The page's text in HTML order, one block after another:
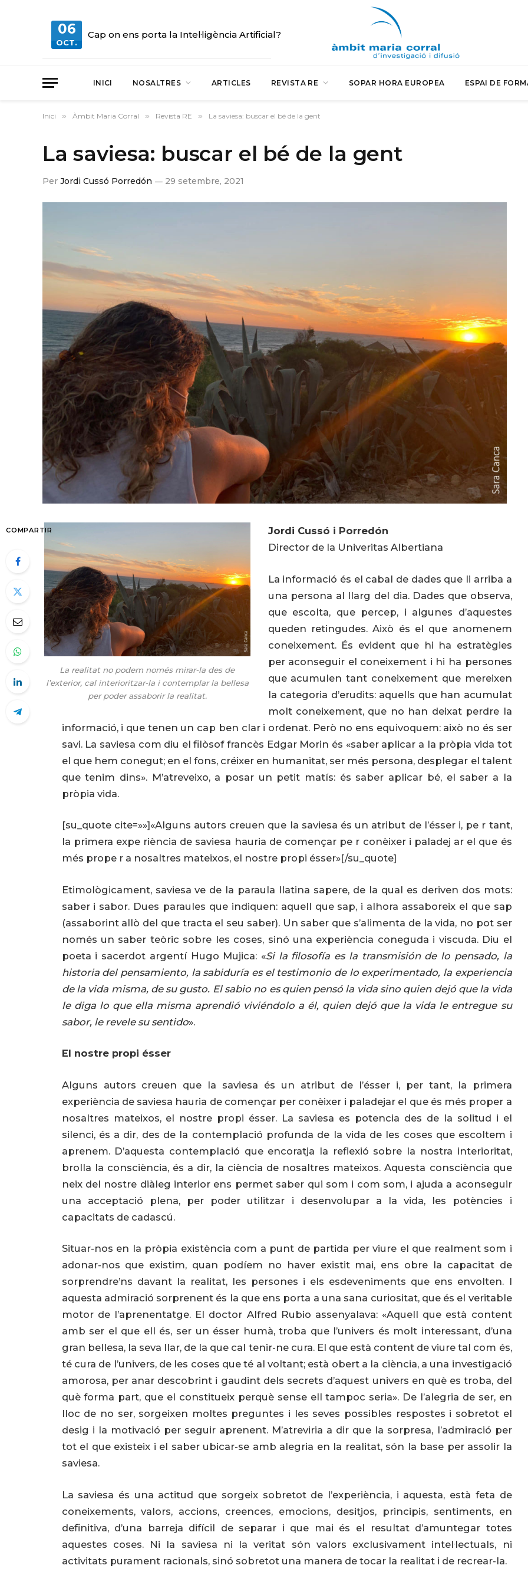
06
OCT.
Cap on ens porta la Intel·ligència Artificial?
INICI NOSALTRES ARTICLES REVISTA RE SOPAR HORA EUROPEA ESPAI DE
Inici » Àmbit Maria Corral » Revista RE » La saviesa: buscar el bé de la gent
La saviesa: buscar el bé de la gent
Per Jordi Cussó Porredón 29 setembre, 2021
COMPARTIR
La realitat no podem només mirar-la des de
l’exterior, cal interioritzar-la i contemplar la bellesa
per poder assaborir la realitat.
Jordi Cussó i Porredón
Director de la Univeritas Albertiana
La informació és el cabal de dades que li arriba a
una persona al llarg del dia. Dades que observa,
que escolta, que percep, i algunes d’aquestes
queden retingudes. Això és el que anomenem
coneixement. És evident que hi ha estratègies
per aconseguir el coneixement i hi ha persones
que acumulen tant coneixement que mereixen
la categoria d’erudits: aquells que han acumulat
molt coneixement, que no han deixat perdre la
informació, i que tenen un cap ben clar i ordenat. Però no ens equivoquem: això no és ser
savi. La saviesa com diu el filòsof francès Edgar Morin és «saber aplicar a la pròpia vida tot
el que hem conegut; en el fons, créixer en humanitat, ser més persona, desplegar el talent
que tenim dins». M’atreveixo, a posar un petit matís: és saber aplicar bé, el saber a la
pròpia vida.
[su_quote cite=»»]«Alguns autors creuen que la saviesa és un atribut de l’ésser i, pe r tant,
la primera expe riència de saviesa hauria de començar pe r conèixer i paladej ar el que és
més prope r a nosaltres mateixos, el nostre propi ésser»[/su_quote]
Etimològicament, saviesa ve de la paraula llatina sapere, de la qual es deriven dos mots:
saber i sabor. Dues paraules que indiquen: aquell que sap, i alhora assaboreix el que sap
(assaborint allò del que tracta el seu saber). Un saber que s’alimenta de la vida, no pot ser
només un saber teòric sobre les coses, sinó una experiència coneguda i viscuda. Diu el
poeta i sacerdot argentí Hugo Mujica: «Si la filosofía es la transmisión de lo pensado, la
historia del pensamiento, la sabiduría es el testimonio de lo experimentado, la experiencia
de la vida misma, de su gusto. El sabio no es quien pensó la vida sino quien dejó que la vida
le diga lo que ella misma aprendió viviéndolo a él, quien dejó que la vida le entregue su
sabor, le revele su sentido».
El nostre propi ésser
Alguns autors creuen que la saviesa és un atribut de l’ésser i, per tant, la primera
experiència de saviesa hauria de començar per conèixer i paladejar el que és més proper a
nosaltres mateixos, el nostre propi ésser. La saviesa es potencia des de la solitud i el
silenci, és a dir, des de la contemplació profunda de la vida de les coses que escoltem i
aprenem. D’aquesta contemplació que encoratja la reflexió sobre la nostra interioritat,
brolla la consciència, és a dir, la ciència de nosaltres mateixos. Aquesta consciència que
neix del nostre diàleg interior ens permet saber qui som i com som, i ajuda a aconseguir
una acceptació plena, per poder utilitzar i desenvolupar a la vida, les potències i
capacitats de cadascú.
Situar-nos en la pròpia existència com a punt de partida per viure el que realment som i
adonar-nos que existim, quan podíem no haver existit mai, ens obre la capacitat de
sorprendre’ns davant la realitat, les persones i els esdeveniments que ens envolten. I
aquesta admiració sorprenent és la que ens porta a una sana curiositat, que és el veritable
motor de l’aprenentatge. El doctor Alfred Rubio assenyalava: «Aquell que està content
amb ser el que ell és, ser un ésser humà, troba que l’univers és molt interessant, d’una
gran bellesa, la seva llar, de la que cal tenir-ne cura. El que està content de viure tal com és,
té cura de l’univers, de les coses que té al voltant; està obert a la ciència, a una investigació
amorosa, per anar descobrint i gaudint dels secrets d’aquest univers en què es troba, del
què forma part, que el constitueix perquè sense ell tampoc seria». De l’alegria de ser, en
lloc de no ser, sorgeixen moltes preguntes i les seves possibles respostes i sobretot el
desig i la motivació per seguir aprenent. M’atreviria a dir que la sorpresa, l’admiració per
tot el que existeix i el saber ubicar-se amb alegria en la realitat, són la base per assolir la
saviesa.
La saviesa és una actitud que sorgeix sobretot de l’experiència, i aquesta, està feta de
coneixements, valors, accions, creences, emocions, desitjos, principis, sentiments, en
definitiva, d’una barreja difícil de separar i que mai és el resultat d’amuntegar totes
aquestes coses. Ni la saviesa ni la veritat són valors exclusivament intel·lectuals, ni
activitats purament racionals, sinó sobretot una manera de tocar la realitat i de recrear-la.